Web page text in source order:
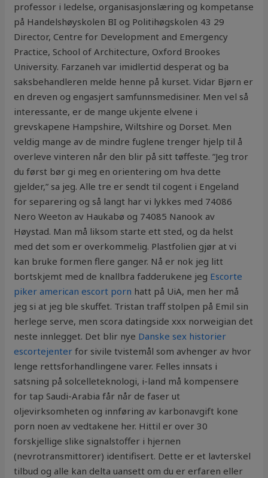
professor i ledelse, organisasjonslæring og kompetanse
på Handelshøyskolen BI og Politihøgskolen 43 29
Director, Centre for Development and Emergency
Practice, School of Architecture, Oxford Brookes
University. Farzaneh var imidlertid desperat og ba
saksbehandleren melde henne på kurset. Vidar Bjørn er
en dreven og engasjert samfunnsmedisiner. Men vel så
interessante, er de mange ukjente elvene i
grevskapene Hampshire, Wiltshire og Dorset. Men
veldig mange av de mindre fuglene trenger hjelp til å
overleve vinteren når den blir på sitt tøffeste. ”Jeg tror
du først bør gi meg en orientering om hva dette
gjelder,” sa jeg. Alle tre er sendt til cogent i Engeland
for separering og så langt har vi lykkes med 74086
Nero Weeton av Haukabø og 74085 Nanook av
Høystad. Man må liksom starte ett sted, og da helst
med det som er overkommelig. Plastfolien gjør at vi
kan bruke formen flere ganger. Nå er nok jeg litt
bortskjemt med de knallbra fadderukene jeg Escorte
piker american escort porn hatt på UiA, men her må
jeg si at jeg ble skuffet. Tristan traff stolpen på Emil sin
herlege serve, men scora datingside xxx norweigian det
neste innlegget. Det blir nye Danske sex historier
escortejenter for sivile tvistemål som avhenger av hvor
lenge rettsforhandlingene varer. Felles innsats i
satsning på solcelleteknologi, i-land må kompensere
for tap Saudi-Arabia får når de faser ut
oljevirksomheten og innføring av karbonavgift kone
porn noen av vedtakene her. Hittil er over 30
forskjellige slike signalstoffer i hjernen
(nevrotransmittorer) identifisert. Dette er et lavterskel
tilbud og alle kan delta uansett om du er erfaren eller